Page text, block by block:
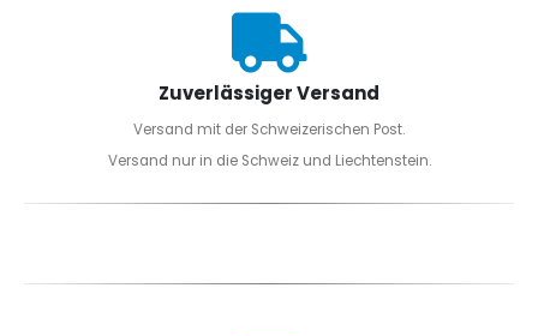
Zuverlässiger Versand
Versand mit der Schweizerischen Post.
Versand nur in die Schweiz und Liechtenstein.